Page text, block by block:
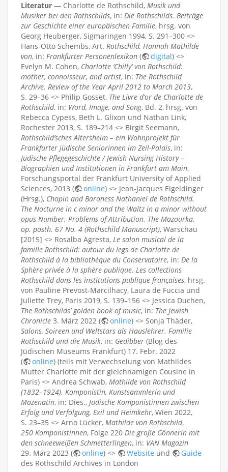
Literatur — Charlotte de Rothschild, Musik und
Musiker bei den Rothschilds, in: Die Rothschilds. Beiträge
zur Geschichte einer europäischen Familie, hrsg. von
Georg Heuberger, Sigmaringen 1994, S. 291–300 <>
Hans-Otto Schembs, Art. Rothschild, Hannah Mathilde
von, in: Frankfurter Personenlexikon ( digital) <>
Evelyn M. Cohen, Charlotte ‘Chilly’ von Rothschild:
mother, connoisseur, and artist, in: The Rothschild
Archive. Review of the Year April 2012 to March 2013,
S. 29–36 <> Philip Gosset, The Livre d’or de Charlotte de
Rothschild, in: Word, Image, and Song, Bd. 2, hrsg. von
Rebecca Cypess, Beth L. Glixon und Nathan Link,
Rochester 2013, S. 189–214 <> Birgit Seemann,
Rothschild’sches Altersheim – ein Wohnprojekt für
Frankfurter jüdische Seniorinnen im Zeil-Palais, in:
Jüdische Pflegegeschichte / Jewish Nursing History –
Biographien und Institutionen in Frankfurt am Main,
Forschungsportal der Frankfurt University of Applied
Sciences, 2013 (
online) <> Jean-Jacques Eigeldinger
(Hrsg.), Chopin and Baroness Nathaniel de Rothschild.
The Nocturne in c minor and the Waltz in a minor without
opus Number. Problems of Attribution. The Mazourka,
op. posth. 67 No. 4 (Rothschild Manuscript), Warschau
[2015] <> Rosalba Agresta, Le salon musical de la
famille Rothschild: autour du legs de Charlotte de
Rothschild à la bibliothèque du Conservatoire, in: De la
Sphère privée à la sphère publique. Les collections
Rothschild dans les institutions publique françaises, hrsg.
von Pauline Prevost-Marcilhacy, Laura de Fuccia und
Juliette Trey, Paris 2019, S. 139–156 <> Jessica Duchen,
The Rothschilds’ golden book of music, in: The Jewish
Chronicle 3. März 2022 ( online) <> Sonja Thäder,
Salons, Soireen und Weltstars als Hauslehrer. Familie
Rothschild und die Musik, in: Gedibber (Blog des
Jüdischen Museums Frankfurt) 17. Febr. 2022
(
online) (teils mit Verwechselung von Mathildes
Mutter Charlotte mit der gleichnamigen Cousine in
Paris) <> Andrea Schwab, Mathilde von Rothschild
(1832–1924). Komponistin, Kunstsammlerin und
Mäzenatin, in: Dies., Jüdische Komponistinnen zwischen
Erfolg und Verfolgung, Exil und Heimkehr, Wien 2022,
S. 23–35 <> Arno Lücker, Mathilde von Rothschild.
250 Komponistinnen, Folge 220 Die große Gönnerin mit
den schneeweißen Schmetterlingen, in: VAN Magazin
29. März 2023 (
online) <> Website und
Guide
des Rothschild Archives in London